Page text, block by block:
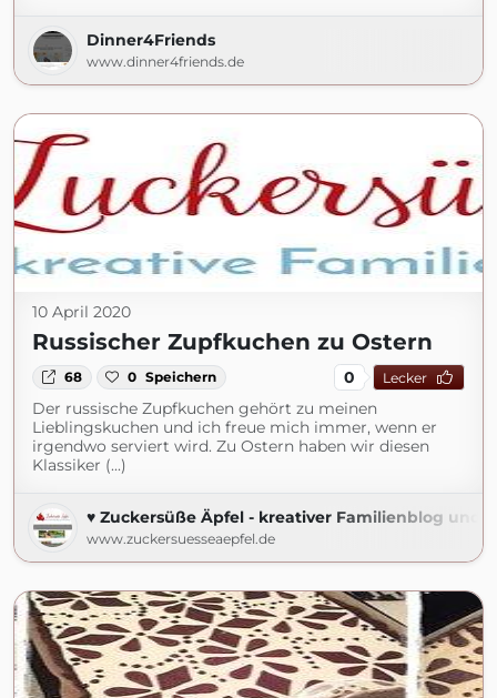
Dinner4Friends
www.dinner4friends.de
10 April 2020
Russischer Zupfkuchen zu Ostern
68 0 Speichern 0 Lecker
Der russische Zupfkuchen gehört zu meinen
Lieblingskuchen und ich freue mich immer, wenn er
irgendwo serviert wird. Zu Ostern haben wir diesen
Klassiker (...)
♥ Zuckersüße Äpfel - kreativer Familienblog und
www.zuckersuesseaepfel.de